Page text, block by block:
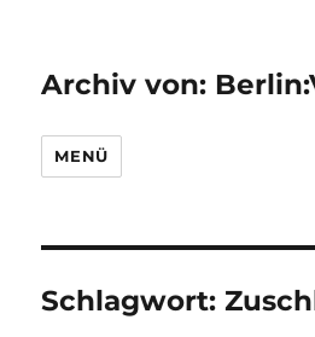
Archiv von:
MENÜ
Schlagwort: